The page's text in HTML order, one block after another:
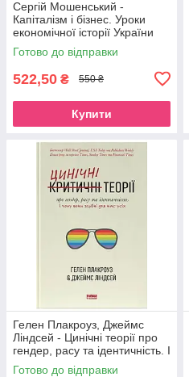
Сергій Мошенський -
Капіталізм і бізнес. Уроки
економічної історії України
Готово до відправки
522,50 ₴ 550 ₴
Купити
Гелен Плакроуз, Джеймс
Ліндсей - Цинічні теорії про
гендер, расу та ідентичність. І
чому вони згубні для нас усіх
Готово до відправки